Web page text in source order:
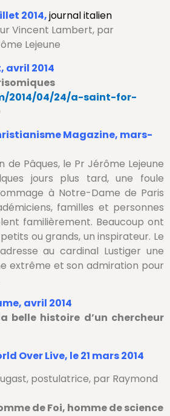
2014,journal italien
Vincent Lambert, par
Lejeune
avril 2014
2014/04/24/a-saint-for-
Magazine, mars-
de Pâques, le Pr Jérôme Lejeune
jours plus tard, une foule
à Notre-Dame de Paris
familles et personnes
familièrement. Beaucoup ont
ou grands, un inspirateur. Le
au cardinal Lustiger une
extrême et son admiration pour
avril 2014
belle histoire d’un chercheur
Over Live, le 21 mars 2014
postulatrice, par Raymond
de Foi, homme de science